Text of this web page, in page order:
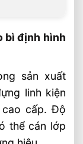
bì định hình
sản xuất
linh kiện
cấp. Độ
thể cán lớp